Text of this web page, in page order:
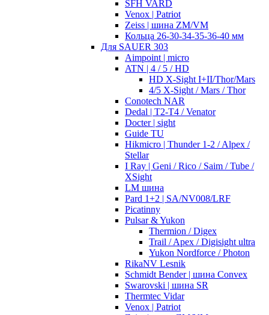
SFH VARD
Venox | Patriot
Zeiss | шина ZM/VM
Кольца 26-30-34-35-36-40 мм
Для SAUER 303
Aimpoint | micro
ATN | 4 / 5 / HD
HD X-Sight I+II/Thor/Mars
4/5 X-Sight / Mars / Thor
Conotech NAR
Dedal | T2-T4 / Venator
Docter | sight
Guide TU
Hikmicro | Thunder 1-2 / Alpex /
Stellar
I Ray | Geni / Rico / Saim / Tube /
XSight
LM шина
Pard 1+2 | SA/NV008/LRF
Picatinny
Pulsar & Yukon
Thermion / Digex
Trail / Apex / Digisight ultra
Yukon Nordforce / Photon
RikaNV Lesnik
Schmidt Bender | шина Convex
Swarovski | шина SR
Thermtec Vidar
Venox | Patriot